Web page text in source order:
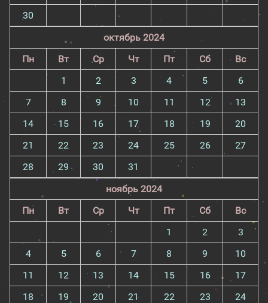
30
октябрь 2024
Пн
Вт Ср Чт Пт Сб
Вс
1
2 3 4 5
6
7
8 9 10 11 12
13
14
15 16 17 18 19
20
21
22 23 24 25 26
27
28
29 30
31
ноябрь 2024
Пн
Вт Ср Чт Пт Сб
Вс
1
2
3
4
5 6 7 8 9
10
11
12 13 14 15 16
17
18
19 20 21 22 23
24